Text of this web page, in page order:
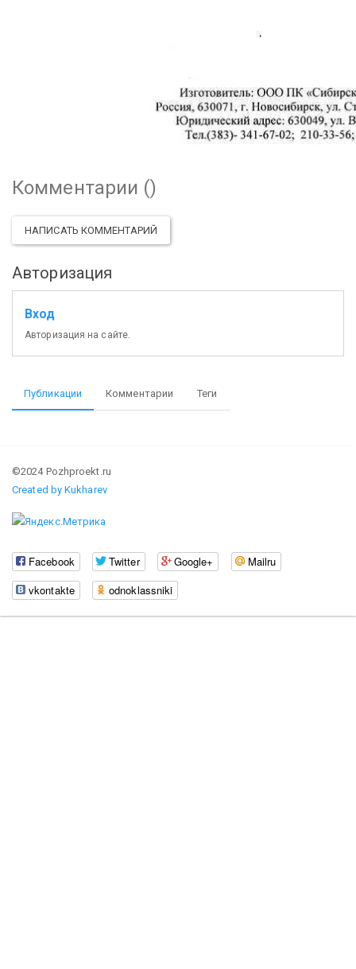
Комментарии ()
НАПИСАТЬ КОММЕНТАРИЙ
Авторизация
Вход
Авторизация на сайте.
Публикации Комментарии Теги
©2024 Pozhproekt.ru
Created by Kukharev
Facebook Twitter Google+
Mailru
vkontakte
odnoklassniki